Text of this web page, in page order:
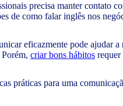
precisa manter contato
de como falar inglês nos
eficazmente pode ajudar
criar bons hábitos requer
práticas para uma